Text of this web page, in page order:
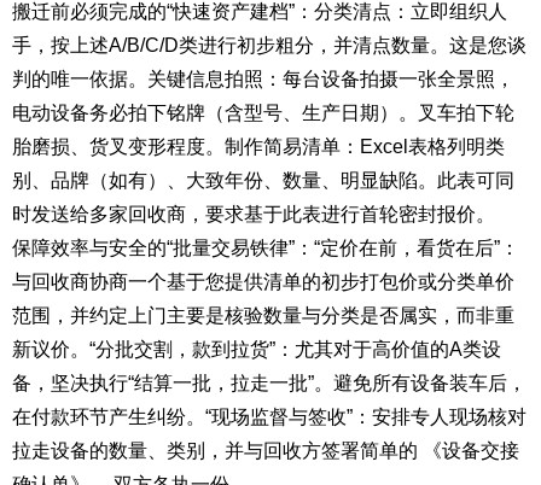
搬迁前必须完成的“快速资产建档”：分类清点：立即组织人
手，按上述A/B/C/D类进行初步粗分，并清点数量。这是您谈
判的唯一依据。关键信息拍照：每台设备拍摄一张全景照，
电动设备务必拍下铭牌（含型号、生产日期）。叉车拍下轮
胎磨损、货叉变形程度。制作简易清单：Excel表格列明类
别、品牌（如有）、大致年份、数量、明显缺陷。此表可同
时发送给多家回收商，要求基于此表进行首轮密封报价。
保障效率与安全的“批量交易铁律”：“定价在前，看货在后”：
与回收商协商一个基于您提供清单的初步打包价或分类单价
范围，并约定上门主要是核验数量与分类是否属实，而非重
新议价。“分批交割，款到拉货”：尤其对于高价值的A类设
备，坚决执行“结算一批，拉走一批”。避免所有设备装车后，
在付款环节产生纠纷。“现场监督与签收”：安排专人现场核对
拉走设备的数量、类别，并与回收方签署简单的 《设备交接